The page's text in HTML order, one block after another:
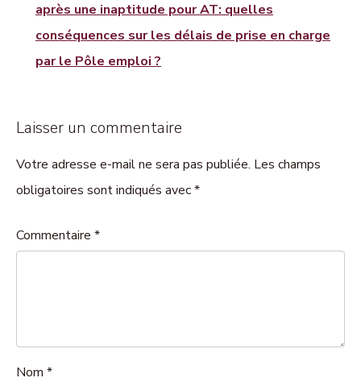
après une inaptitude pour AT: quelles
conséquences sur les délais de prise en charge
par le Pôle emploi ?
Laisser un commentaire
Votre adresse e-mail ne sera pas publiée. Les champs
obligatoires sont indiqués avec *
Commentaire *
Nom *